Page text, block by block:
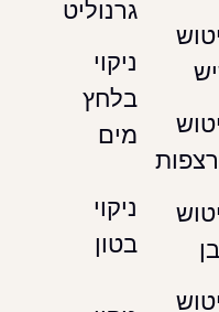
ניקוי
מים
ניקוי
בטון